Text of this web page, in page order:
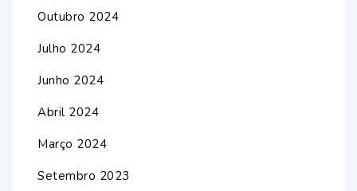
Outubro 2024
Julho 2024
Junho 2024
Abril 2024
Março 2024
Setembro 2023